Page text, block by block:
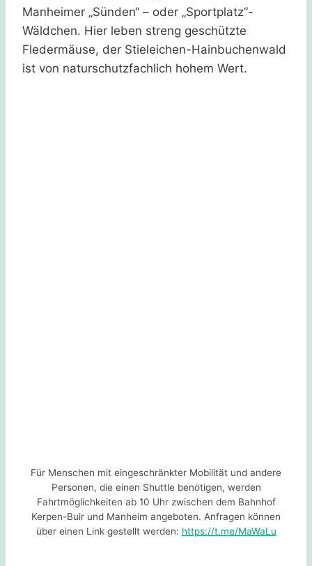
Manheimer „Sünden“ – oder „Sportplatz“-
Wäldchen. Hier leben streng geschützte
Fledermäuse, der Stieleichen-Hainbuchenwald
ist von naturschutzfachlich hohem Wert.
Für Menschen mit eingeschränkter Mobilität und andere
Personen, die einen Shuttle benötigen, werden
Fahrtmöglichkeiten ab 10 Uhr zwischen dem Bahnhof
Kerpen-Buir und Manheim angeboten. Anfragen können
über einen Link gestellt werden: https://t.me/MaWaLu